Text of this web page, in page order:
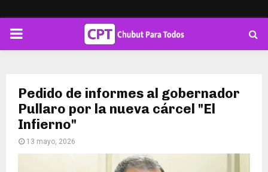
PRIMARY
Pedido de informes al gobernador
Pullaro por la nueva cárcel "El
Infierno"
13 mayo, 2026